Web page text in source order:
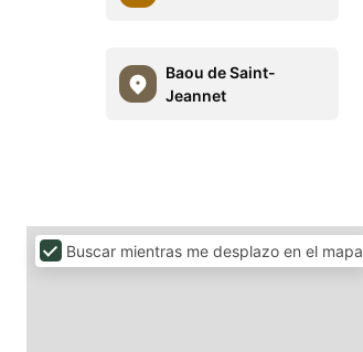
Baou de Saint-
Jeannet
Buscar mientras me desplazo en el mapa